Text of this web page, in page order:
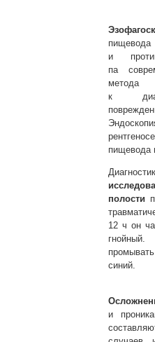
и
па
метода
к
пищевода
полости
12 ч он
гнойный.
синий.
и